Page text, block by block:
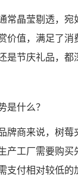
常晶莹剔透，
价值，满足了
是节庆礼品，都
是什么？
牌商来说，树
产工厂需要购
支付相对较低